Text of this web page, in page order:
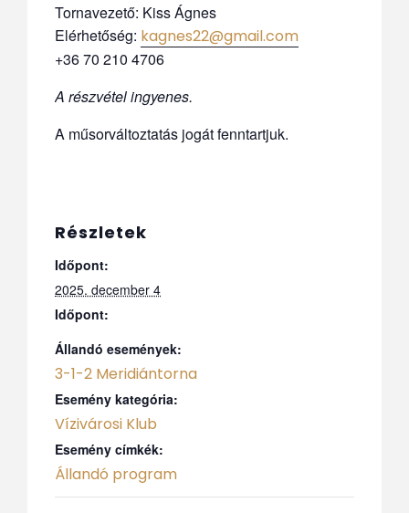
Tornavezető: Kiss Ágnes
Elérhetőség: kagnes22@gmail.com
+36 70 210 4706
A részvétel ingyenes.
A műsorváltoztatás jogát fenntartjuk.
Részletek
Időpont:
2025. december 4
Időpont:
Állandó események:
3-1-2 Meridiántorna
Esemény kategória:
Vízivárosi Klub
Esemény címkék:
Állandó program